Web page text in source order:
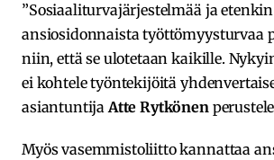
”Sosiaaliturvajärjestelmää ja etenkin
ansiosidonnaista työttömyysturvaa
niin, että se ulotetaan kaikille.
ei kohtele työntekijöitä
asiantuntijaAtte Rytkönen
Myös vasemmistoliitto kannattaa